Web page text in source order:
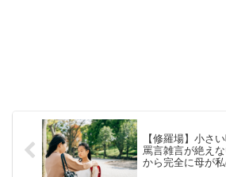
【修羅場】小さ
罵言雑言が絶え
から完全に母が